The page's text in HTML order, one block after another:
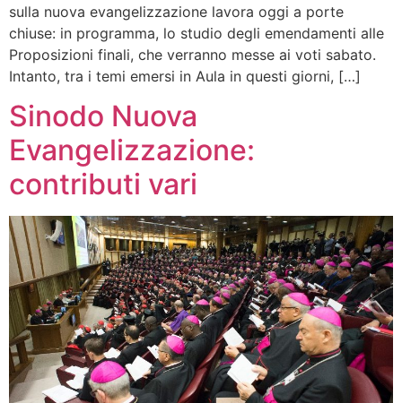
sulla nuova evangelizzazione lavora oggi a porte
chiuse: in programma, lo studio degli emendamenti alle
Proposizioni finali, che verranno messe ai voti sabato.
Intanto, tra i temi emersi in Aula in questi giorni, […]
Sinodo Nuova
Evangelizzazione:
contributi vari